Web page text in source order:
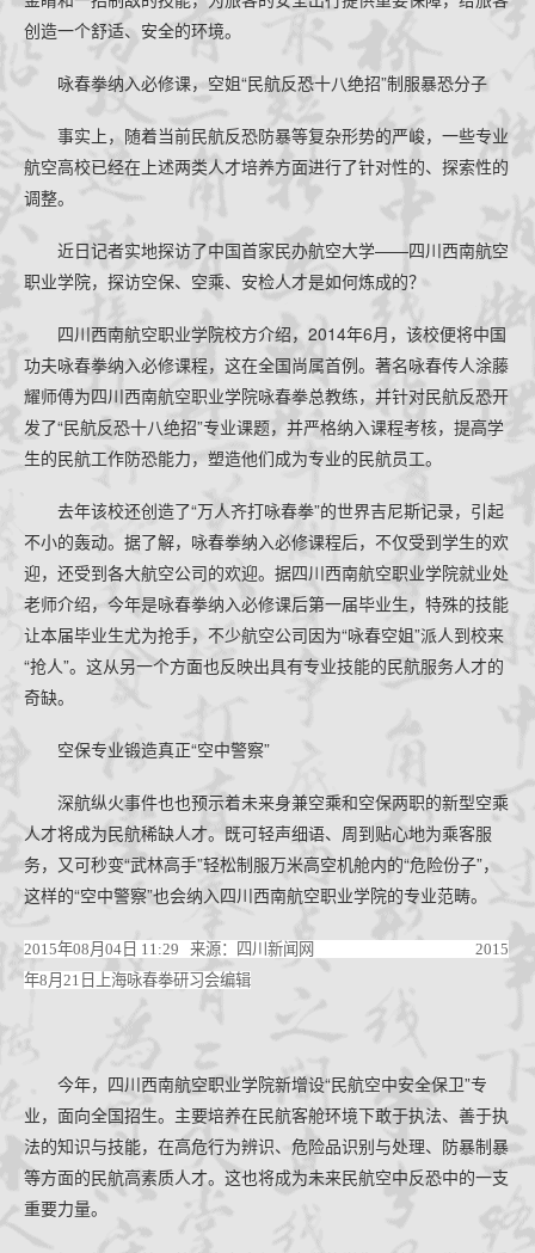
创造一个舒适、安全的环境。
咏春拳纳入必修课，空姐“民航反恐十八绝招”制服暴恐分子
事实上，随着当前民航反恐防暴等复杂形势的严峻，一些专业
航空高校已经在上述两类人才培养方面进行了针对性的、探索性的
调整。
近日记者实地探访了中国首家民办航空大学——四川西南航空
职业学院，探访空保、空乘、安检人才是如何炼成的？
四川西南航空职业学院校方介绍，2014年6月，该校便将中国
功夫咏春拳纳入必修课程，这在全国尚属首例。著名咏春传人涂藤
耀师傅为四川西南航空职业学院咏春拳总教练，并针对民航反恐开
发了“民航反恐十八绝招”专业课题，并严格纳入课程考核，提高学
生的民航工作防恐能力，塑造他们成为专业的民航员工。
去年该校还创造了“万人齐打咏春拳”的世界吉尼斯记录，引起
不小的轰动。据了解，咏春拳纳入必修课程后，不仅受到学生的欢
迎，还受到各大航空公司的欢迎。据四川西南航空职业学院就业处
老师介绍，今年是咏春拳纳入必修课后第一届毕业生，特殊的技能
让本届毕业生尤为抢手，不少航空公司因为“咏春空姐”派人到校来
“抢人”。这从另一个方面也反映出具有专业技能的民航服务人才的
奇缺。
空保专业锻造真正“空中警察”
深航纵火事件也也预示着未来身兼空乘和空保两职的新型空乘
人才将成为民航稀缺人才。既可轻声细语、周到贴心地为乘客服
务，又可秒变“武林高手”轻松制服万米高空机舱内的“危险份子”，
这样的“空中警察”也会纳入四川西南航空职业学院的专业范畴。
2015年08月04日 11:29 来源：四川新闻网
2015
年8月21日上海咏春拳研习会编辑
今年，四川西南航空职业学院新增设“民航空中安全保卫”专
业，面向全国招生。主要培养在民航客舱环境下敢于执法、善于执
法的知识与技能，在高危行为辨识、危险品识别与处理、防暴制暴
等方面的民航高素质人才。这也将成为未来民航空中反恐中的一支
重要力量。